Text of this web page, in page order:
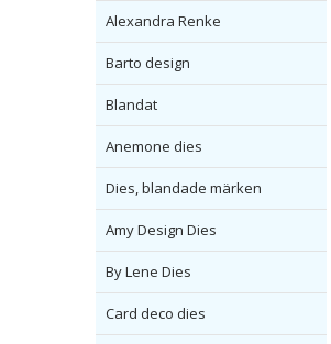
Alexandra Renke
Barto design
Blandat
Anemone dies
Dies, blandade märken
Amy Design Dies
By Lene Dies
Card deco dies